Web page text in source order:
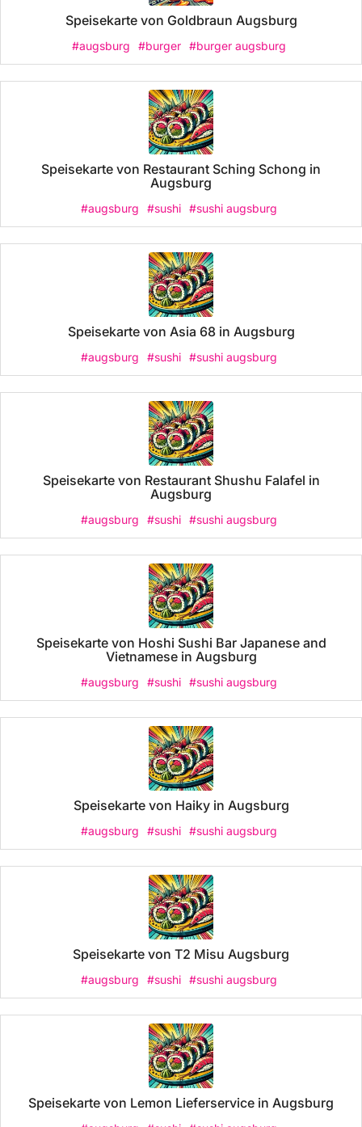
Speisekarte von Goldbraun Augsburg
#augsburg #burger #burger augsburg
Speisekarte von Restaurant Sching Schong in
Augsburg
#augsburg #sushi #sushi augsburg
Speisekarte von Asia 68 in Augsburg
#augsburg #sushi #sushi augsburg
Speisekarte von Restaurant Shushu Falafel in
Augsburg
#augsburg #sushi #sushi augsburg
Speisekarte von Hoshi Sushi Bar Japanese and
Vietnamese in Augsburg
#augsburg #sushi #sushi augsburg
Speisekarte von Haiky in Augsburg
#augsburg #sushi #sushi augsburg
Speisekarte von T2 Misu Augsburg
#augsburg #sushi #sushi augsburg
Speisekarte von Lemon Lieferservice in Augsburg